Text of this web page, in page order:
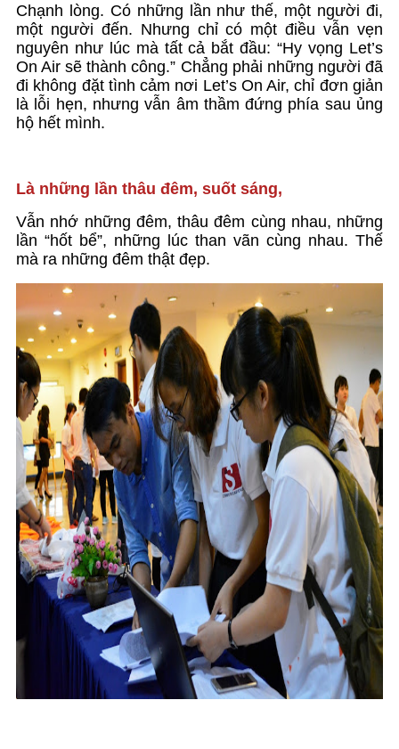
Chạnh lòng. Có những lần như thế, một người đi,
một người đến. Nhưng chỉ có một điều vẫn vẹn
nguyên như lúc mà tất cả bắt đầu: “Hy vọng Let’s
On Air sẽ thành công.” Chẳng phải những người đã
đi không đặt tình cảm nơi Let’s On Air, chỉ đơn giản
là lỗi hẹn, nhưng vẫn âm thầm đứng phía sau ủng
hộ hết mình.
Là những lần thâu đêm, suốt sáng,
Vẫn nhớ những đêm, thâu đêm cùng nhau, những
lần “hốt bể”, những lúc than vãn cùng nhau. Thế
mà ra những đêm thật đẹp.